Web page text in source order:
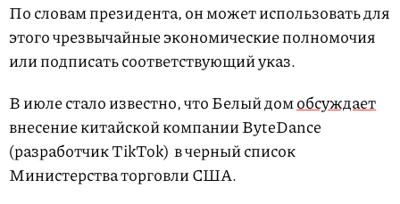
По словам президента, он может использовать для
этого чрезвычайные экономические полномочия
или подписать соответствующий указ.
В июле стало известно, что Белый домобсуждает
внесение китайской компании ByteDance
(разработчик TikTok) в черный список
Министерства торговли США.